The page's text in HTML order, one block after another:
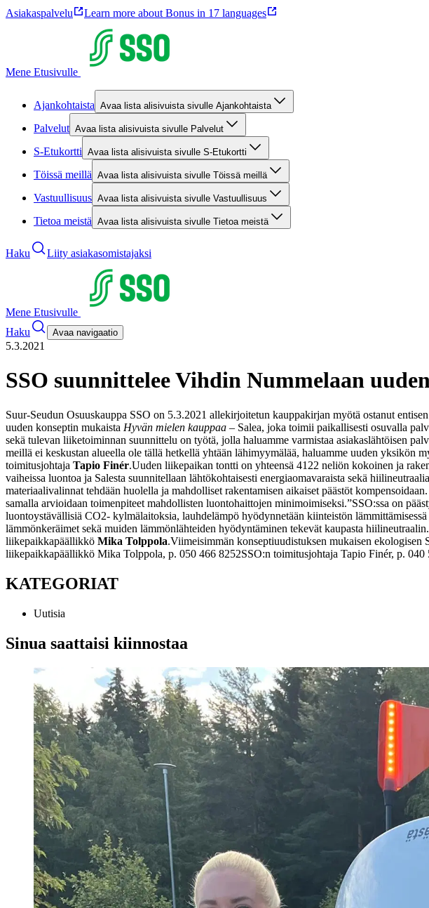
Asiakaspalvelu Learn more about Bonus in 17 languages
Mene Etusivulle
Ajankohtaista Avaa lista alisivuista sivulle Ajankohtaista
Palvelut Avaa lista alisivuista sivulle Palvelut
S-Etukortti Avaa lista alisivuista sivulle S-Etukortti
Töissä meillä Avaa lista alisivuista sivulle Töissä meillä
Vastuullisuus Avaa lista alisivuista sivulle Vastuullisuus
Tietoa meistä Avaa lista alisivuista sivulle Tietoa meistä
Haku Liity asiakasomistajaksi
Mene Etusivulle
Haku
Avaa navigaatio
5.3.2021
SSO suunnittelee Vihdin Nummelaan
Suur-Seudun Osuuskauppa SSO on 5.3.2021 allekirjoitetun kauppakirjan myötä ostanut
uuden konseptin mukaista Hyvän mielen kauppaa – Salea, joka toimii paikallisesti osuvalla
sekä tulevan liiketoiminnan suunnittelu on työtä, jolla haluamme varmistaa asiakaslähtöisen
meillä ei keskustan alueella ole tällä hetkellä yhtään lähimyymälää, haluamme uuden yksikön
toimitusjohtaja Tapio Finér.Uuden liikepaikan tontti on yhteensä 4122 neliön kokoinen ja
vaiheissa luontoa ja Salesta suunnitellaan lähtökohtaisesti energiaomavaraista sekä
materiaalivalinnat tehdään huolella ja mahdolliset rakentamisen aikaiset päästöt
samalla arvioidaan toimenpiteet mahdollisten luontohaittojen minimoimiseksi.”SSO:ssa on
luontoystävällisiä CO2- kylmälaitoksia, lauhdelämpö hyödynnetään kiinteistön
lämmönkeräimet sekä muiden lämmönlähteiden hyödyntäminen tekevät kaupasta
liikepaikkapäällikkö Mika Tolppola.Viimeisimmän konseptiuudistuksen mukaisen ekologisen
liikepaikkapäällikkö Mika Tolppola, p. 050 466 8252SSO:n toimitusjohtaja Tapio Finér, p. 040
KATEGORIAT
Uutisia
Sinua saattaisi kiinnostaa